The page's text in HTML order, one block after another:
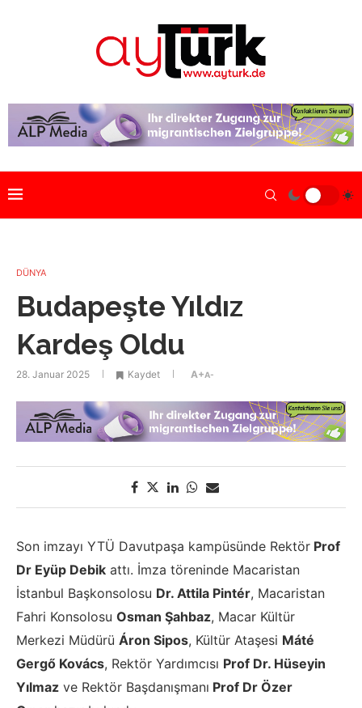
DÜNYA
Budapeşte Yıldız
Kardeş Oldu
28. Januar 2025 Kaydet A+A-
Son imzayı YTÜ Davutpaşa kampüsünde Rektör Prof
Dr Eyüp Debik attı. İmza töreninde Macaristan
İstanbul Başkonsolosu Dr. Attila Pintér, Macaristan
Fahri Konsolosu Osman Şahbaz, Macar Kültür
Merkezi Müdürü Áron Sipos, Kültür Ataşesi Máté
Gergő Kovács, Rektör Yardımcısı Prof Dr. Hüseyin
Yılmaz ve Rektör Başdanışmanı Prof Dr Özer